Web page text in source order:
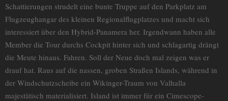
Schattierungen strudelt eine bunte Truppe auf den Parkplatz am
Flugzeughangar des kleinen Regionalflugplatzes und macht sich
interessiert über den Hybrid-Panamera her. Irgendwann haben alle
Member die Tour durchs Cockpit hinter sich und schlagartig drängt
die Meute hinaus. Fahren. Soll der Neue doch mal zeigen was er
drauf hat. Raus auf die nassen, groben Straßen Islands, während in
der Windschutzscheibe ein Wikinger-Traum von Valhalla
majestätisch materialisiert. Island ist immer für ein Cimescope-